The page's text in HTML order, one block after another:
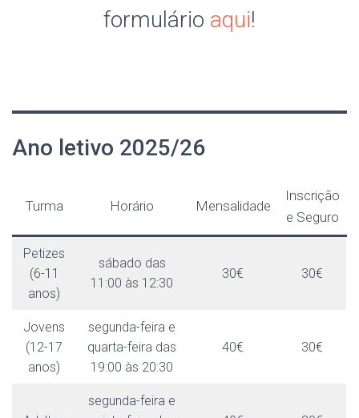
formulário aqui!
Ano letivo 2025/26
Turma Horário Mensalidade
Inscrição
e Seguro
Petizes
(6-11
anos)
sábado das
11:00 às 12:30
30€ 30€
Jovens
(12-17
anos)
segunda-feira e
quarta-feira das
19:00 às 20:30
40€ 30€
segunda-feira e